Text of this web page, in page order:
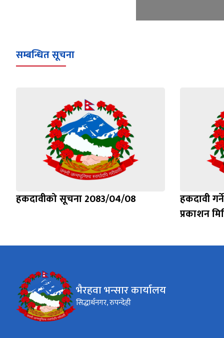
सम्बन्धित सूचना
हकदावीको सूचना 2083/04/08
हकदावी
प्रकाशन
भैरहवा भन्सार कार्यालय
सिद्धार्थनगर, रुपन्देही